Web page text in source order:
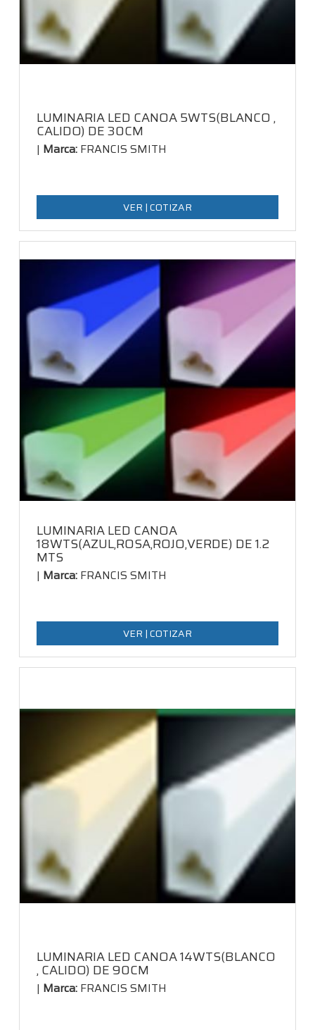
LUMINARIA LED CANOA 5WTS(BLANCO ,
CALIDO) DE 30CM
| Marca: FRANCIS SMITH
LUMINARIA LED CANOA
18WTS(AZUL,ROSA,ROJO,VERDE) DE 1.2
MTS
| Marca: FRANCIS SMITH
LUMINARIA LED CANOA 14WTS(BLANCO
, CALIDO) DE 90CM
| Marca: FRANCIS SMITH